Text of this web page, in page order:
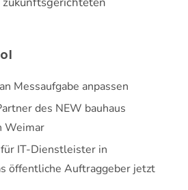
Messaufgabe anpassen
des NEW bauhaus
Weimar
IT-Dienstleister in
öffentliche Auftraggeber jetzt